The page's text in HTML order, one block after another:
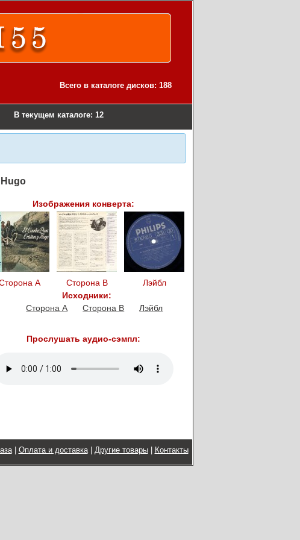
Всего в каталоге дисков: 188
В текущем каталоге: 12
Изображения конверта:
А Сторона B
Лэйбл
Исходники:
Сторона A
Сторона B Лэйбл
Прослушать аудио-сэмпл:
| Оплата и доставка| Другие товары|
Контакты
Copyright © 2015